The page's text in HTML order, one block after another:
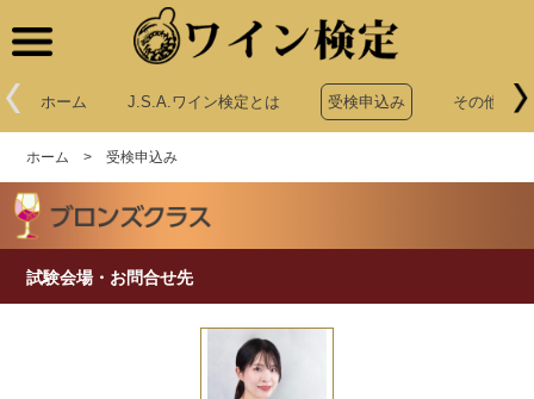
ホーム J.S.A.ワイン検定とは 受検申込み その他申込
ホーム >受検申込み
試験会場・お問合せ先